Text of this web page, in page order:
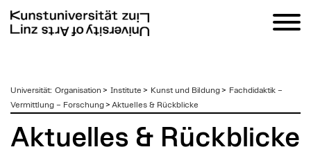
zum
Inhalt
Universität: Organisation > Institute > Kunst und Bildung> Fachdidaktik –
Vermittlung – Forschung> Aktuelles & Rückblicke
Aktuelles & Rückblicke